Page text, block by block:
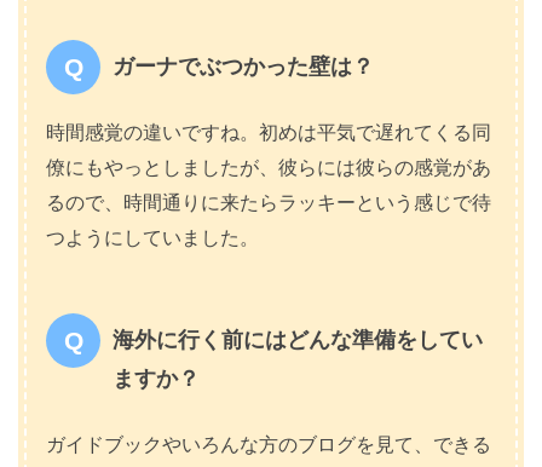
ガーナでぶつかった壁は？
時間感覚の違いですね。初めは平気で遅れてくる同
僚にもやっとしましたが、彼らには彼らの感覚があ
るので、時間通りに来たらラッキーという感じで待
つようにしていました。
海外に行く前にはどんな準備をしてい
ますか？
ガイドブックやいろんな方のブログを見て、できる